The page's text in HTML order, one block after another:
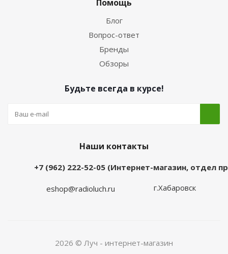
Помощь
Блог
Вопрос-ответ
Бренды
Обзоры
Будьте всегда в курсе!
Наши контакты
+7 (962) 222-52-05 (Интернет-магазин, отдел
eshop@radioluch.ru г.Хабаровск
2026 © Луч - интернет-магазин